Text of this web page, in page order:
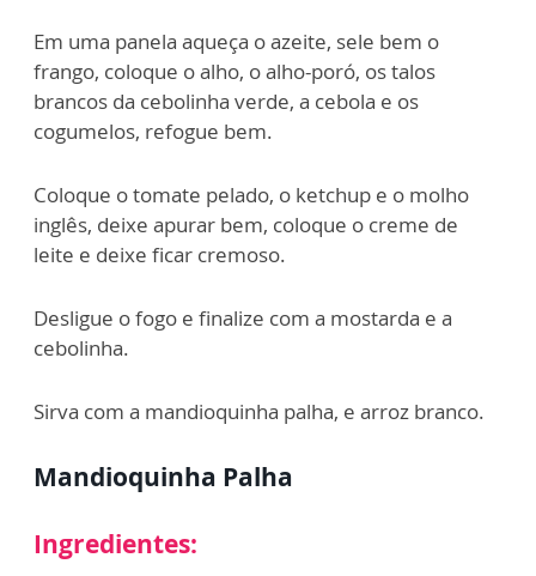
Em uma panela aqueça o azeite, sele bem o
frango, coloque o alho, o alho-poró, os talos
brancos da cebolinha verde, a cebola e os
cogumelos, refogue bem.
Coloque o tomate pelado, o ketchup e o molho
inglês, deixe apurar bem, coloque o creme de
leite e deixe ficar cremoso.
Desligue o fogo e finalize com a mostarda e a
cebolinha.
Sirva com a mandioquinha palha, e arroz branco.
Mandioquinha Palha
Ingredientes: